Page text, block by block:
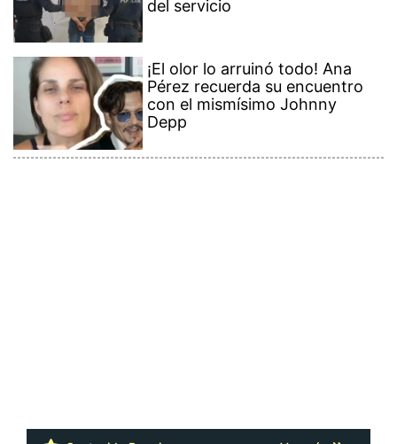
Pérez recuerda su encuentro
con el mismísimo Johnny
Depp
Contenido Premium Ver más